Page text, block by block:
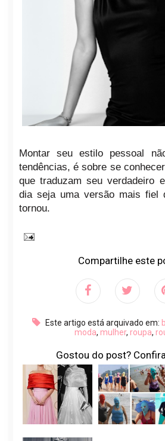
Montar seu estilo pessoal
tendências, é sobre se
que traduzam seu verdadeiro
dia seja uma versão mais fiel
tornou.
Compartilhe este
Este artigo está arquivado em:
moda, mulher, roupa,
Gostou do post?